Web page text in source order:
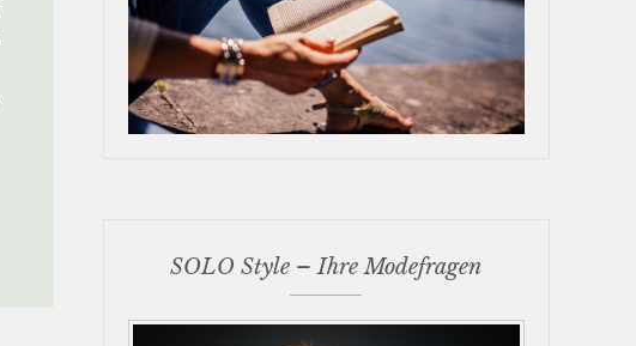
SOLO Style – Ihre Modefragen